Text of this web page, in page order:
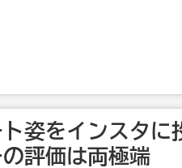
姿をインスタに
評価は両極端